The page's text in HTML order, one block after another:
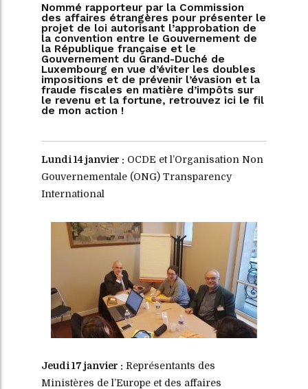
Nommé rapporteur par la Commission
des affaires étrangères pour présenter le
projet de loi autorisant l’approbation de
la convention entre le Gouvernement de
la République française et le
Gouvernement du Grand-Duché de
Luxembourg en vue d’éviter les doubles
impositions et de prévenir l’évasion et la
fraude fiscales en matière d’impôts sur
le revenu et la fortune, retrouvez ici le fil
de mon action !
Lundi 14 janvier : OCDE et l’Organisation Non
Gouvernementale (ONG) Transparency
International
Jeudi 17 janvier : Représentants des
Ministères de l’Europe et des affaires